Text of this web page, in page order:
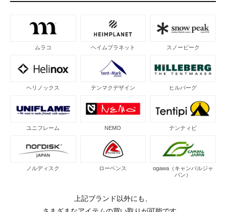
ムラコ ヘイムプラネット スノーピーク
ヘリノックス テンマクデザイン ヒルバーグ
ユニフレーム NEMO テンティピ
ノルディスク ローベンス
ogawa（キャンパルジャ
パン）
上記ブランド以外にも、